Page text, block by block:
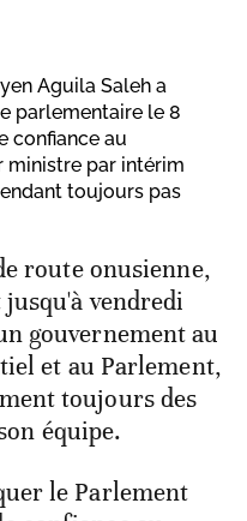
Aguila Saleh a
parlementaire le 8
confiance au
ministre par intérim
toujours pas
route onusienne,
vendredi
gouvernement au
et au Parlement,
toujours des
équipe.
le Parlement